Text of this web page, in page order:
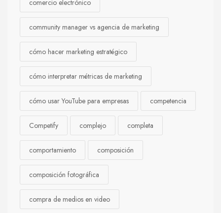
comercio electrónico
community manager vs agencia de marketing
cómo hacer marketing estratégico
cómo interpretar métricas de marketing
cómo usar YouTube para empresas competencia
Competify complejo completa
comportamiento composición
composición fotográfica
compra de medios en video